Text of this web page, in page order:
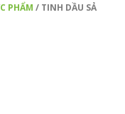
PHẨM / TINH DẦU SẢ